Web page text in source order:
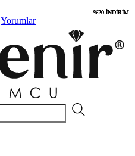
Yorumlar
%20 İNDİRİM
%20 İNDİRİM
%20 İNDİRİM